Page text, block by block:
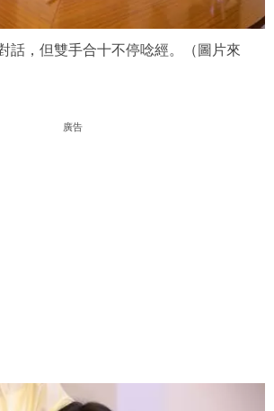
話，但雙手合十不停唸經。（圖片來
廣告